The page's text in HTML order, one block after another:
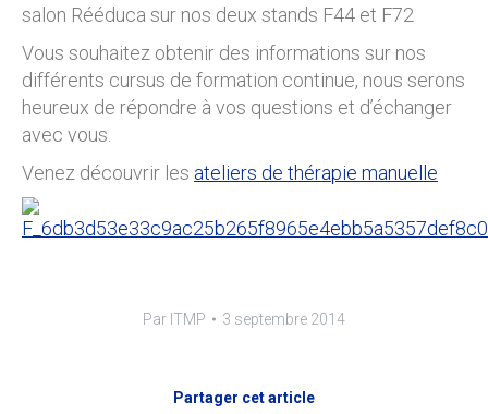
salon Rééduca sur nos deux stands F44 et F72
Vous souhaitez obtenir des informations sur nos
différents cursus de formation continue, nous serons
heureux de répondre à vos questions et d’échanger
avec vous.
Venez découvrir les ateliers de thérapie manuelle
Par ITMP 3 septembre 2014
Partager cet article